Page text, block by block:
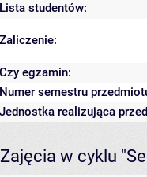
Lista studentów:
Zaliczenie:
Czy egzamin:
Numer semestru
Jednostka realizująca
Zajęcia w cyklu